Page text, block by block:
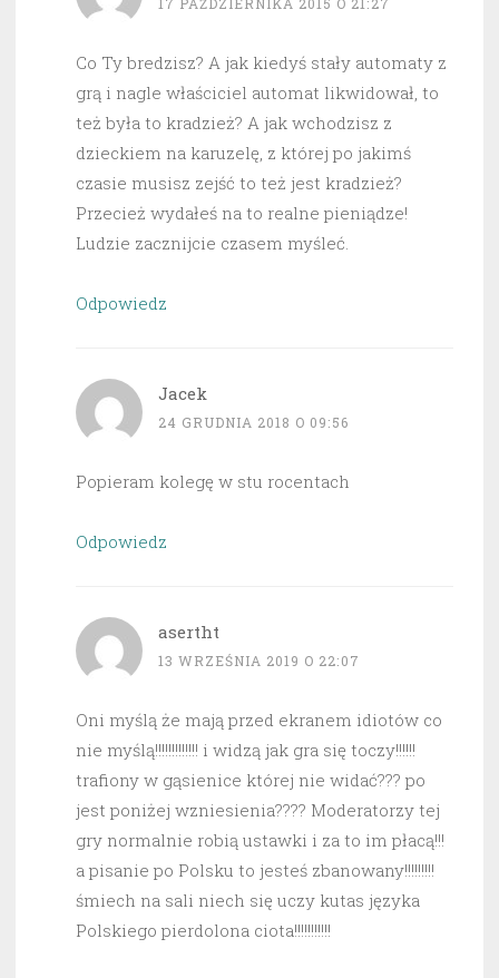
17 PAŹDZIERNIKA 2015 O 21:27
Co Ty bredzisz? A jak kiedyś stały automaty z
grą i nagle właściciel automat likwidował, to
też była to kradzież? A jak wchodzisz z
dzieckiem na karuzelę, z której po jakimś
czasie musisz zejść to też jest kradzież?
Przecież wydałeś na to realne pieniądze!
Ludzie zacznijcie czasem myśleć.
Odpowiedz
Jacek
24 GRUDNIA 2018 O 09:56
Popieram kolegę w stu rocentach
Odpowiedz
asertht
13 WRZEŚNIA 2019 O 22:07
Oni myślą że mają przed ekranem idiotów co
nie myślą!!!!!!!!!!!!! i widzą jak gra się toczy!!!!!!
trafiony w gąsienice której nie widać??? po
jest poniżej wzniesienia???? Moderatorzy tej
gry normalnie robią ustawki i za to im płacą!!!
a pisanie po Polsku to jesteś zbanowany!!!!!!!!!
śmiech na sali niech się uczy kutas języka
Polskiego pierdolona ciota!!!!!!!!!!!